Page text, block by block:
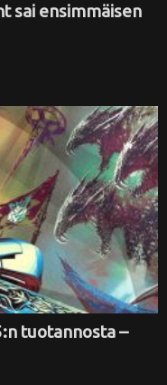
sai ensimmäisen
tuotannosta –